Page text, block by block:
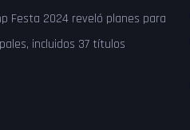
Festa 2024 reveló planes para
incluidos 37 títulos